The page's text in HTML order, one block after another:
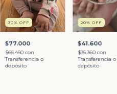
30% OFF
$77.000
$65.450con
Transferencia o
depósito
20%OFF
$41.600
$35.360con
Transferencia o
depósito